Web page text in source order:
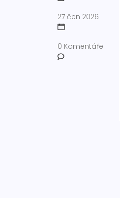
27 čen 2026
0 Komentáře